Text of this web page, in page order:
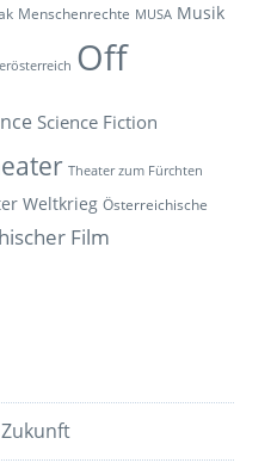
Menschenrechte MUSA Musik
Off
Science Fiction
Theater zum Fürchten
Weltkrieg Österreichische
Film